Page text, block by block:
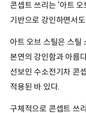
콘셉트 쓰리는 ‘아트
기반으로 강인하면서
아트 오브 스틸은 스틸
본연의 강인함과 아름
선보인 수소전기차 콘
적용된 바 있다.
구체적으로 콘셉트 쓰